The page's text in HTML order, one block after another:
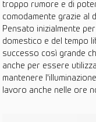
troppo rumore e di
comodamente grazie al
Pensato inizialmente
domestico e del tempo
successo così grande
anche per essere
mantenere
lavoro anche nelle ore